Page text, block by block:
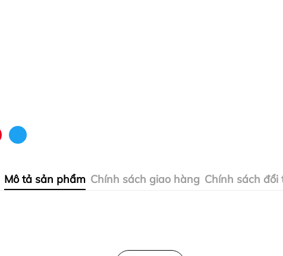
Mô tả sản phẩm Chính sách giao hàng Chính sách đổi